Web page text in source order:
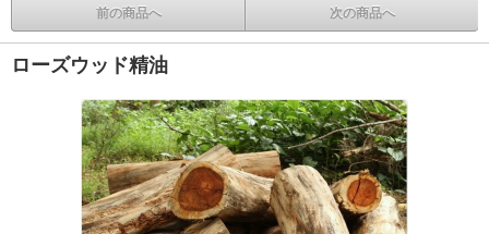
前の商品へ 次の商品へ
ローズウッド精油